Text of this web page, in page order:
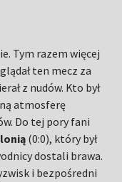
Tym razem więcej
ten mecz za
z nudów. Kto był
atmosferę
Do tej pory fani
(0:0), który był
dostali brawa.
i bezpośredni